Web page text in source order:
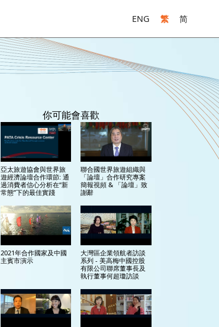
ENG 繁 简
你可能會喜歡
亞太旅遊協會與世界旅
遊經濟論壇合作環節: 通
過消費者信心分析在“新
常態”下的最佳實踐
聯合國世界旅遊組織與
「論壇」合作研究專案
簡報視頻 & 「論壇」致
謝辭
2021年合作國家及中國
主賓市演示
大灣區企業領航者訪談
系列 - 美高梅中國控股
有限公司聯席董事長及
執行董事何超瓊訪談